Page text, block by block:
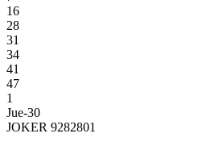
16
28
31
34
41
47
1
Jue-30
JOKER 9282801